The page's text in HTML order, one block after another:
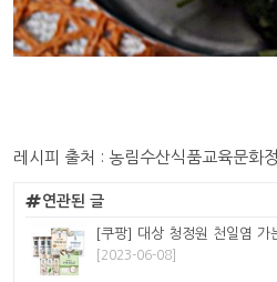
레시피 출처 : 농림수산식품교육문화
연관된 글
[쿠팡] 대상 청정원 천일염 가
[2023-06-08]